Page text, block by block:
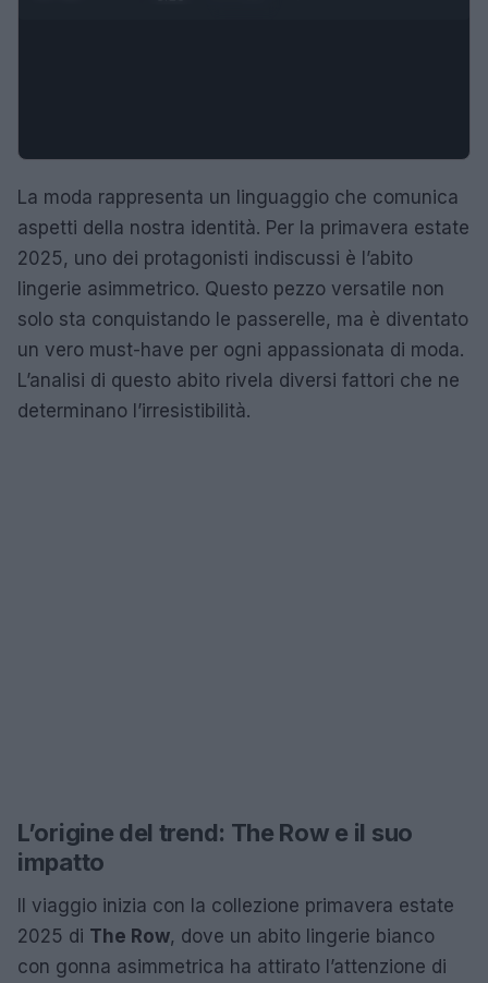
La moda rappresenta un linguaggio che comunica
aspetti della nostra identità. Per la primavera estate
2025, uno dei protagonisti indiscussi è l’abito
lingerie asimmetrico. Questo pezzo versatile non
solo sta conquistando le passerelle, ma è diventato
un vero must-have per ogni appassionata di moda.
L’analisi di questo abito rivela diversi fattori che ne
determinano l’irresistibilità.
L’origine del trend: The Row e il suo
impatto
Il viaggio inizia con la collezione primavera estate
2025 di The Row, dove un abito lingerie bianco
con gonna asimmetrica ha attirato l’attenzione di